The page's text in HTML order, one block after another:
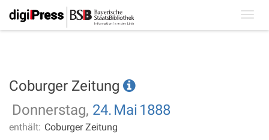
Coburger Zeitung
Donnerstag, 24. Mai 1888
enthält: Coburger Zeitung